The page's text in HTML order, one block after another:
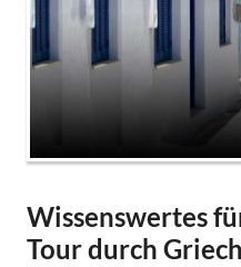
Wissenswertes
Tour durch